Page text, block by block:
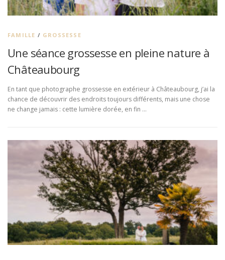
FAMILLE / GROSSESSE
Une séance grossesse en pleine nature à
Châteaubourg
En tant que photographe grossesse en extérieur à Châteaubourg, j’ai la
chance de découvrir des endroits toujours différents, mais une chose
ne change jamais : cette lumière dorée, en fin …